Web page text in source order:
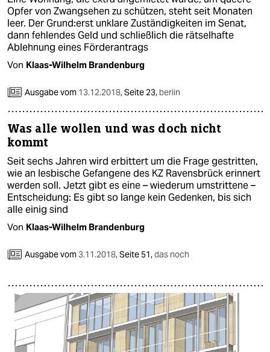
verlag
verlag
veranstaltungen
shop
unterstützen
abo
genossenschaft
epaper login
Opfer von Zwangsehen zu schützen, steht seit Monaten
leer. Der Grund:erst unklare Zuständigkeiten im Senat,
dann fehlendes Geld und schließlich die rätselhafte
Ablehnung eines Förderantrags
Von Klaas-Wilhelm Brandenburg
Ausgabe vom 13.12.2018,Seite 23, berlin
Was alle wollen und was doch nicht
kommt
Seit sechs Jahren wird erbittert um die Frage gestritten,
wie an lesbische Gefangene des KZ Ravensbrück erinnert
werden soll. Jetzt gibt es eine – wiederum umstrittene –
Entscheidung: Es gibt so lange kein Gedenken, bis sich
alle einig sind
Von Klaas-Wilhelm Brandenburg
Ausgabe vom3.11.2018,Seite 51,das noch